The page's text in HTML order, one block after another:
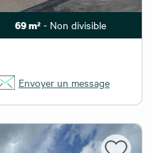
69 m²- Non divisible
Envoyer un message